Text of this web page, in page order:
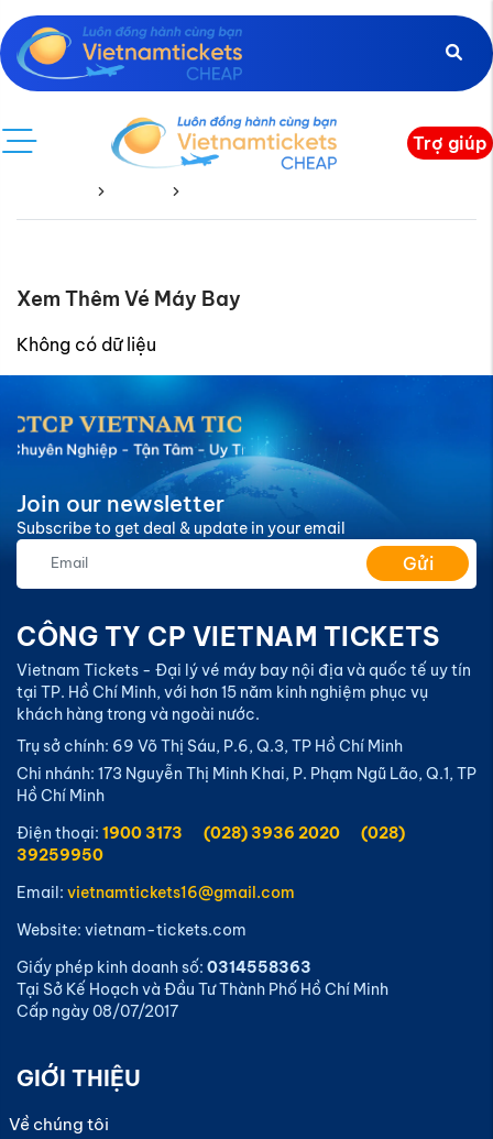
Trợ giúp
Xem Thêm Vé Máy Bay
Không có dữ liệu
Join our newsletter
Subscribe to get deal & update in your email
Gửi
CÔNG TY CP VIETNAM TICKETS
Vietnam Tickets - Đại lý vé máy bay nội địa và quốc tế uy tín
tại TP. Hồ Chí Minh, với hơn 15 năm kinh nghiệm phục vụ
khách hàng trong và ngoài nước.
Trụ sở chính: 69 Võ Thị Sáu, P.6, Q.3, TP Hồ Chí Minh
Chi nhánh: 173 Nguyễn Thị Minh Khai, P. Phạm Ngũ Lão, Q.1, TP
Hồ Chí Minh
Điện thoại: 1900 3173 (028) 3936 2020
(028)
39259950
Email: vietnamtickets16@gmail.com
Website: vietnam-tickets.com
Giấy phép kinh doanh số: 0314558363
Tại Sở Kế Hoạch và Đầu Tư Thành Phố Hồ Chí Minh
Cấp ngày 08/07/2017
GIỚI THIỆU
Về chúng tôi